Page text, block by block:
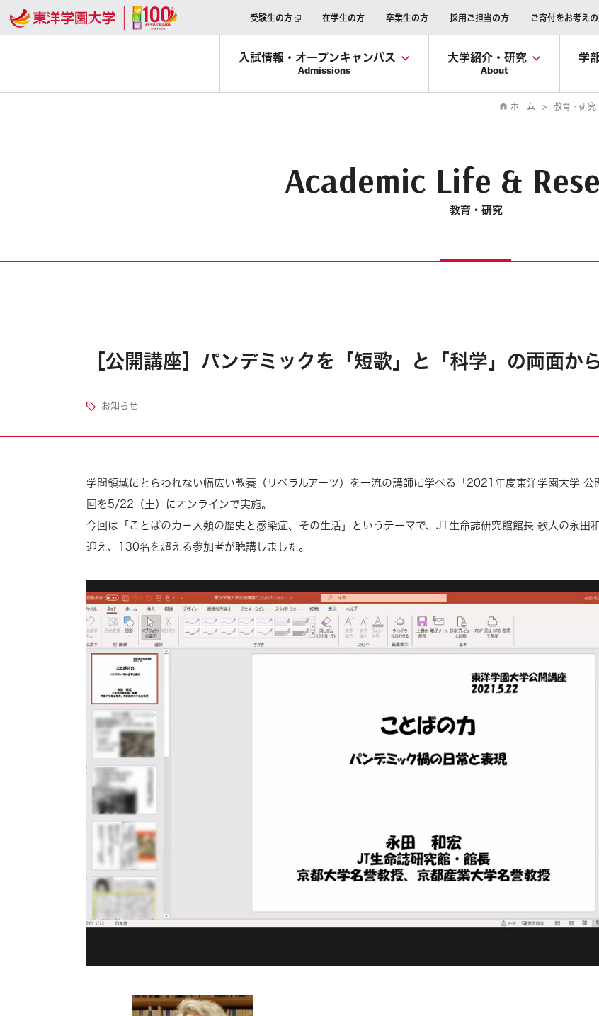
受験生の方 在学生の方 卒業生の方 採用ご担当の方 ご寄付をお考え
入試情報・ オープンキャンパス
Admissions
大学紹介・研究
About
学
ホーム 教育・研究
Academic Life &
教育・研究
［公開講座］パンデミックを「短歌」と「科学」の両面か
お知らせ
学問領域にとらわれない幅広い教養（リベラルアーツ）を一流の講師に学べる「2021年度東洋学園大学 公
回を5/22（土）にオンラインで実施。
今回は「ことばの力－人類の歴史と感染症、その生活」というテーマで、JT生命誌研究館館長 歌人の永田
迎え、130名を超える参加者が聴講しました。